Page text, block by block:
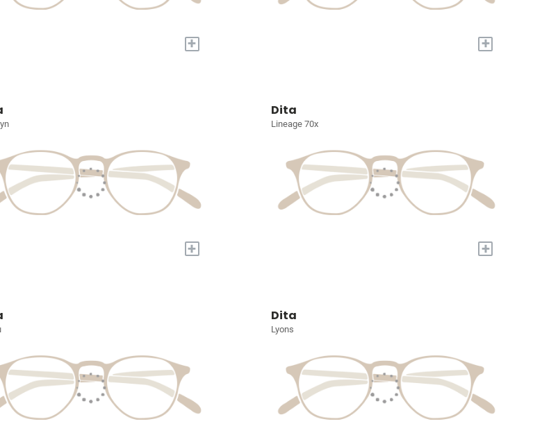
+ +
+
Dita
Lineage 70x
+
Dita
Lyons